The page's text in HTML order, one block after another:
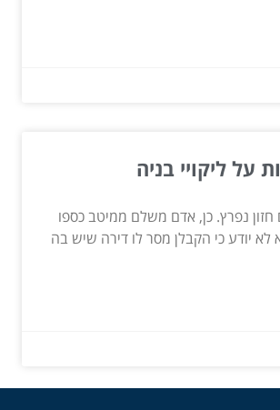
על ליקויי בניה
חזון נפרץ. כן, אדם משלם ממיטב כספו
לא יודע כי הקבלן מסר לו דירה שיש בה